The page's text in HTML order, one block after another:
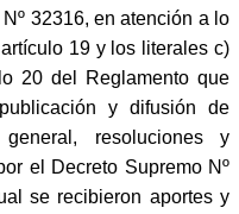
32316, en atención a lo
19 y los literales c)
20 del Reglamento que
y difusión de
resoluciones y
el Decreto Supremo Nº
se recibieron aportes y